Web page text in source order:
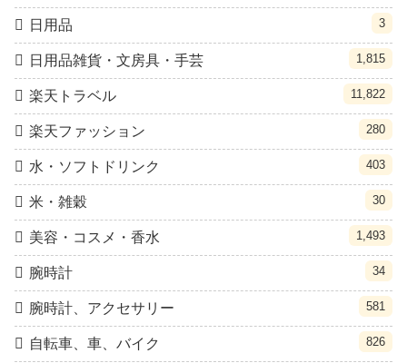
日用品 3
日用品雑貨・文房具・手芸 1,815
楽天トラベル 11,822
楽天ファッション 280
水・ソフトドリンク 403
米・雑穀 30
美容・コスメ・香水 1,493
腕時計 34
腕時計、アクセサリー 581
自転車、車、バイク 826